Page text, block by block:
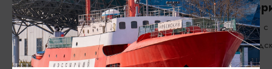
Вс-Пт: 11:00-21:00, Сб: 13:00-21:00
Правдинск
летний
Ежедневно
Зеленоградск